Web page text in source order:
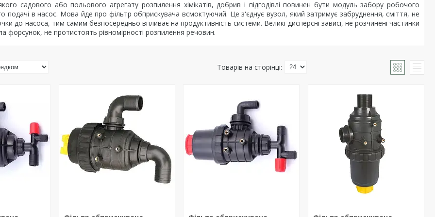
садового або польового агрегату розпилення хімікатів, добрив і підгодівлі повинен бути модуль забору робочого
подачі в насос. Мова йде про фільтр обприскувача всмоктуючий. Це з'єднує вузол, який затримує забруднення, сміття, не
до насоса, тим самим безпосередньо впливає на продуктивність системи. Великі дисперсні зависі, не розчинені частинки
форсунок, не протистоять рівномірності розпилення речовин.